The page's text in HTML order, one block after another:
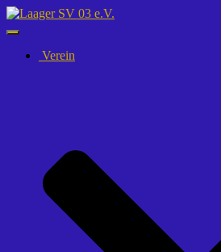
Navigation
umschalten
Verein